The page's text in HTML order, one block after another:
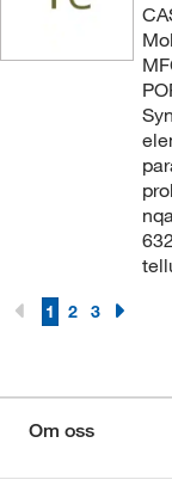
1 2 3
Om oss